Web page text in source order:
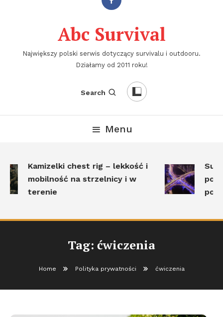
Abc Survival
Największy polski serwis dotyczący survivalu i outdooru.
Działamy od 2011 roku!
Search
Menu
Kamizelki chest rig – lekkość i
mobilność na strzelnicy i w
terenie
Tag: ćwiczenia
Home Polityka prywatności ćwiczenia